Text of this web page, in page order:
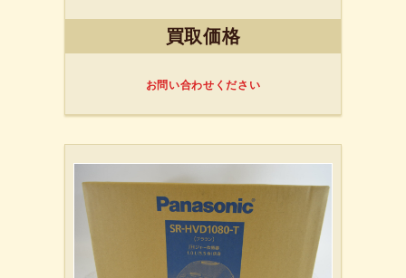
型 2016年製 貝塚市のお客
様よりお買取りしました！
買取価格
お問い合わせください